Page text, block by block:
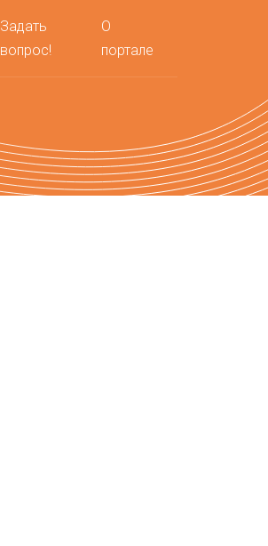
Задать
вопрос!
О
портале